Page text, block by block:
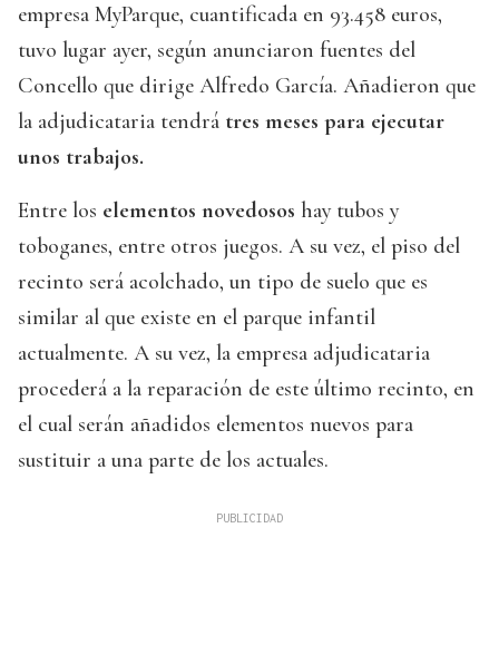
empresa MyParque, cuantificada en 93.458 euros,
tuvo lugar ayer, según anunciaron fuentes del
Concello que dirige Alfredo García. Añadieron que
la adjudicataria tendrá tres meses para ejecutar
unos trabajos.
Entre los elementos novedosos hay tubos y
toboganes, entre otros juegos. A su vez, el piso del
recinto será acolchado, un tipo de suelo que es
similar al que existe en el parque infantil
actualmente. A su vez, la empresa adjudicataria
procederá a la reparación de este último recinto, en
el cual serán añadidos elementos nuevos para
sustituir a una parte de los actuales.